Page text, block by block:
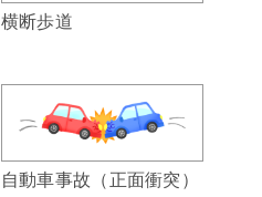
横断歩道
自動車事故（正面衝突）